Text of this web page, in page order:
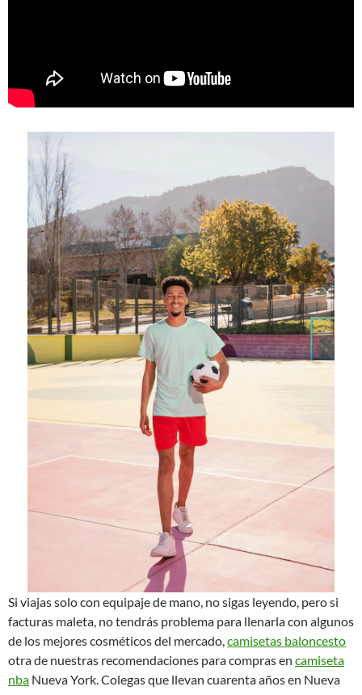
Si viajas solo con equipaje de mano, no sigas leyendo, pero si
facturas maleta, no tendrás problema para llenarla con algunos
de los mejores cosméticos del mercado,camisetas baloncesto
otra de nuestras recomendaciones para compras en camiseta
nba Nueva York. Colegas que llevan cuarenta años en Nueva